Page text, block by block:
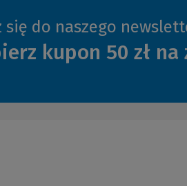
się do naszego
kupon 50 zł na